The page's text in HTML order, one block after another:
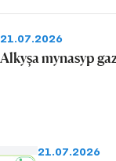
21.07.2026
Alkyşa mynasyp
21.07.2026